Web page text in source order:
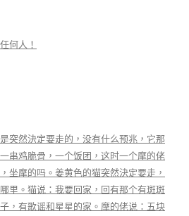
何人！
突然決定要走的，没有什么预兆，它那
串鸡脆骨，一个饭团，这时一个摩的佬
坐摩的吗。姜黄色的猫突然決定要走，
里。猫说：我要回家，回有那个有斑斑
，有歌谣和星星的家。摩的佬说：五块